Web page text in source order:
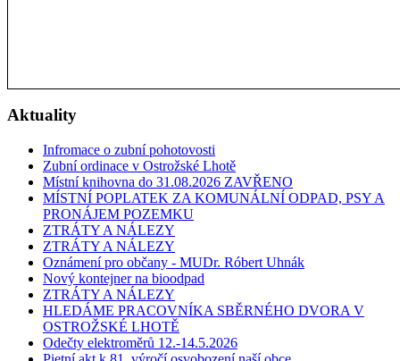
Aktuality
Infromace o zubní pohotovosti
Zubní ordinace v Ostrožské Lhotě
Místní knihovna do 31.08.2026 ZAVŘENO
MÍSTNÍ POPLATEK ZA KOMUNÁLNÍ ODPAD, PSY A
PRONÁJEM POZEMKU
ZTRÁTY A NÁLEZY
ZTRÁTY A NÁLEZY
Oznámení pro občany - MUDr. Róbert Uhnák
Nový kontejner na bioodpad
ZTRÁTY A NÁLEZY
HLEDÁME PRACOVNÍKA SBĚRNÉHO DVORA V
OSTROŽSKÉ LHOTĚ
Odečty elektroměrů 12.-14.5.2026